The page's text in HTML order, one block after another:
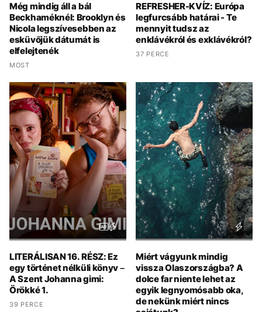
Még mindig áll a bál
Beckhaméknél: Brooklyn és
Nicola legszívesebben az
esküvőjük dátumát is
elfelejtenék
MOST
REFRESHER-KVÍZ: Európa
legfurcsább határai - Te
mennyit tudsz az
enklávékról és exklávékról?
37 PERCE
LITERÁLISAN 16. RÉSZ: Ez
egy történet nélküli könyv –
A Szent Johanna gimi:
Örökké 1.
39 PERCE
Miért vágyunk mindig
vissza Olaszországba? A
dolce far niente lehet az
egyik legnyomósabb oka,
de nekünk miért nincs